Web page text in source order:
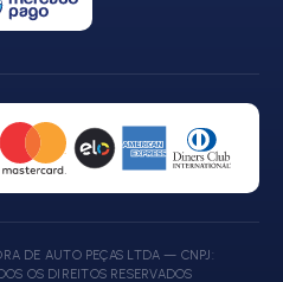
DE AUTO PEÇAS LTDA — CNPJ:
OS DIREITOS RESERVADOS